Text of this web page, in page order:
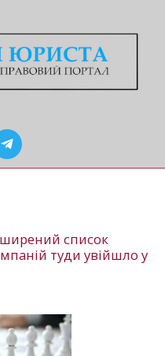
список
туди увійшло у